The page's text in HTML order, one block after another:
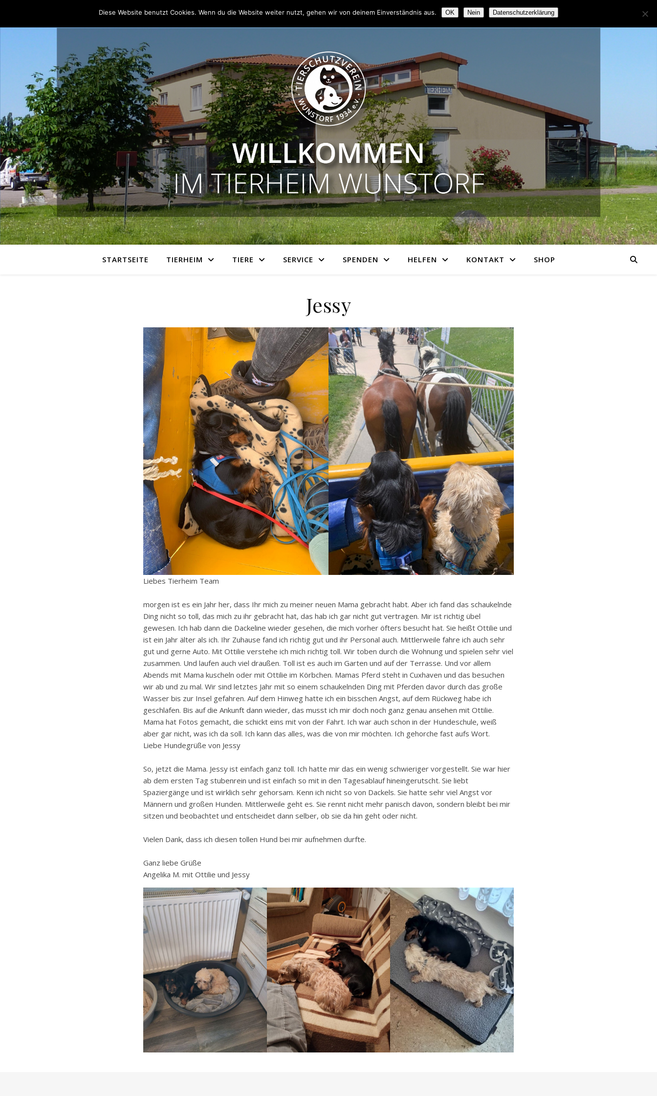
STARTSEITE TIERHEIM TIERE SERVICE SPENDEN HELFEN KONTAKT SHOP
Jessy
Liebes Tierheim Team
morgen ist es ein Jahr her, dass Ihr mich zu meiner neuen Mama gebracht habt. Aber ich fand das schaukelnde
Ding nicht so toll, das mich zu ihr gebracht hat, das hab ich gar nicht gut vertragen. Mir ist richtig übel
gewesen. Ich hab dann die Dackeline wieder gesehen, die mich vorher öfters besucht hat. Sie heißt Ottilie und
ist ein Jahr älter als ich. Ihr Zuhause fand ich richtig gut und ihr Personal auch. Mittlerweile fahre ich auch sehr
gut und gerne Auto. Mit Ottilie verstehe ich mich richtig toll. Wir toben durch die Wohnung und spielen sehr viel
zusammen. Und laufen auch viel draußen. Toll ist es auch im Garten und auf der Terrasse. Und vor allem
Abends mit Mama kuscheln oder mit Ottilie im Körbchen. Mamas Pferd steht in Cuxhaven und das besuchen
wir ab und zu mal. Wir sind letztes Jahr mit so einem schaukelnden Ding mit Pferden davor durch das große
Wasser bis zur Insel gefahren. Auf dem Hinweg hatte ich ein bisschen Angst, auf dem Rückweg habe ich
geschlafen. Bis auf die Ankunft dann wieder, das musst ich mir doch noch ganz genau ansehen mit Ottilie.
Mama hat Fotos gemacht, die schickt eins mit von der Fahrt. Ich war auch schon in der Hundeschule, weiß
aber gar nicht, was ich da soll. Ich kann das alles, was die von mir möchten. Ich gehorche fast aufs Wort.
Liebe Hundegrüße von Jessy
So, jetzt die Mama. Jessy ist einfach ganz toll. Ich hatte mir das ein wenig schwieriger vorgestellt. Sie war hier
ab dem ersten Tag stubenrein und ist einfach so mit in den Tagesablauf hineingerutscht. Sie liebt
Spaziergänge und ist wirklich sehr gehorsam. Kenn ich nicht so von Dackels. Sie hatte sehr viel Angst vor
Männern und großen Hunden. Mittlerweile geht es. Sie rennt nicht mehr panisch davon, sondern bleibt bei mir
sitzen und beobachtet und entscheidet dann selber, ob sie da hin geht oder nicht.
Vielen Dank, dass ich diesen tollen Hund bei mir aufnehmen durfte.
Ganz liebe Grüße
Angelika M. mit Ottilie und Jessy
Diese Website benutzt Cookies. Wenn du die Website weiter nutzt, gehen wir von deinem Einverständnis aus. OK Nein Datenschutzerklärung